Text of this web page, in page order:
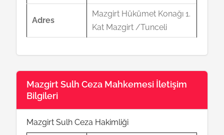
Adres
Mazgirt Hükümet Konağı 1.
Kat Mazgirt /Tunceli
Mazgirt Sulh Ceza Mahkemesi İletişim
Bilgileri
Mazgirt Sulh Ceza Hakimliği